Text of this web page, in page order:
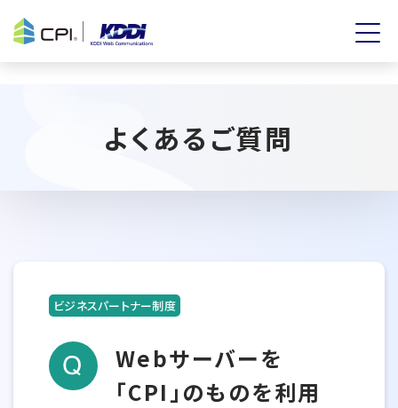
よくあるご質問
ビジネスパートナー制度
Webサーバーを
「CPI」のものを利用